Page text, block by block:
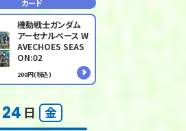
カード
機動戦士ガンダム
アーセナルベース W
AVECHOES SEAS
ON:02
200円(税込)
24 日 金